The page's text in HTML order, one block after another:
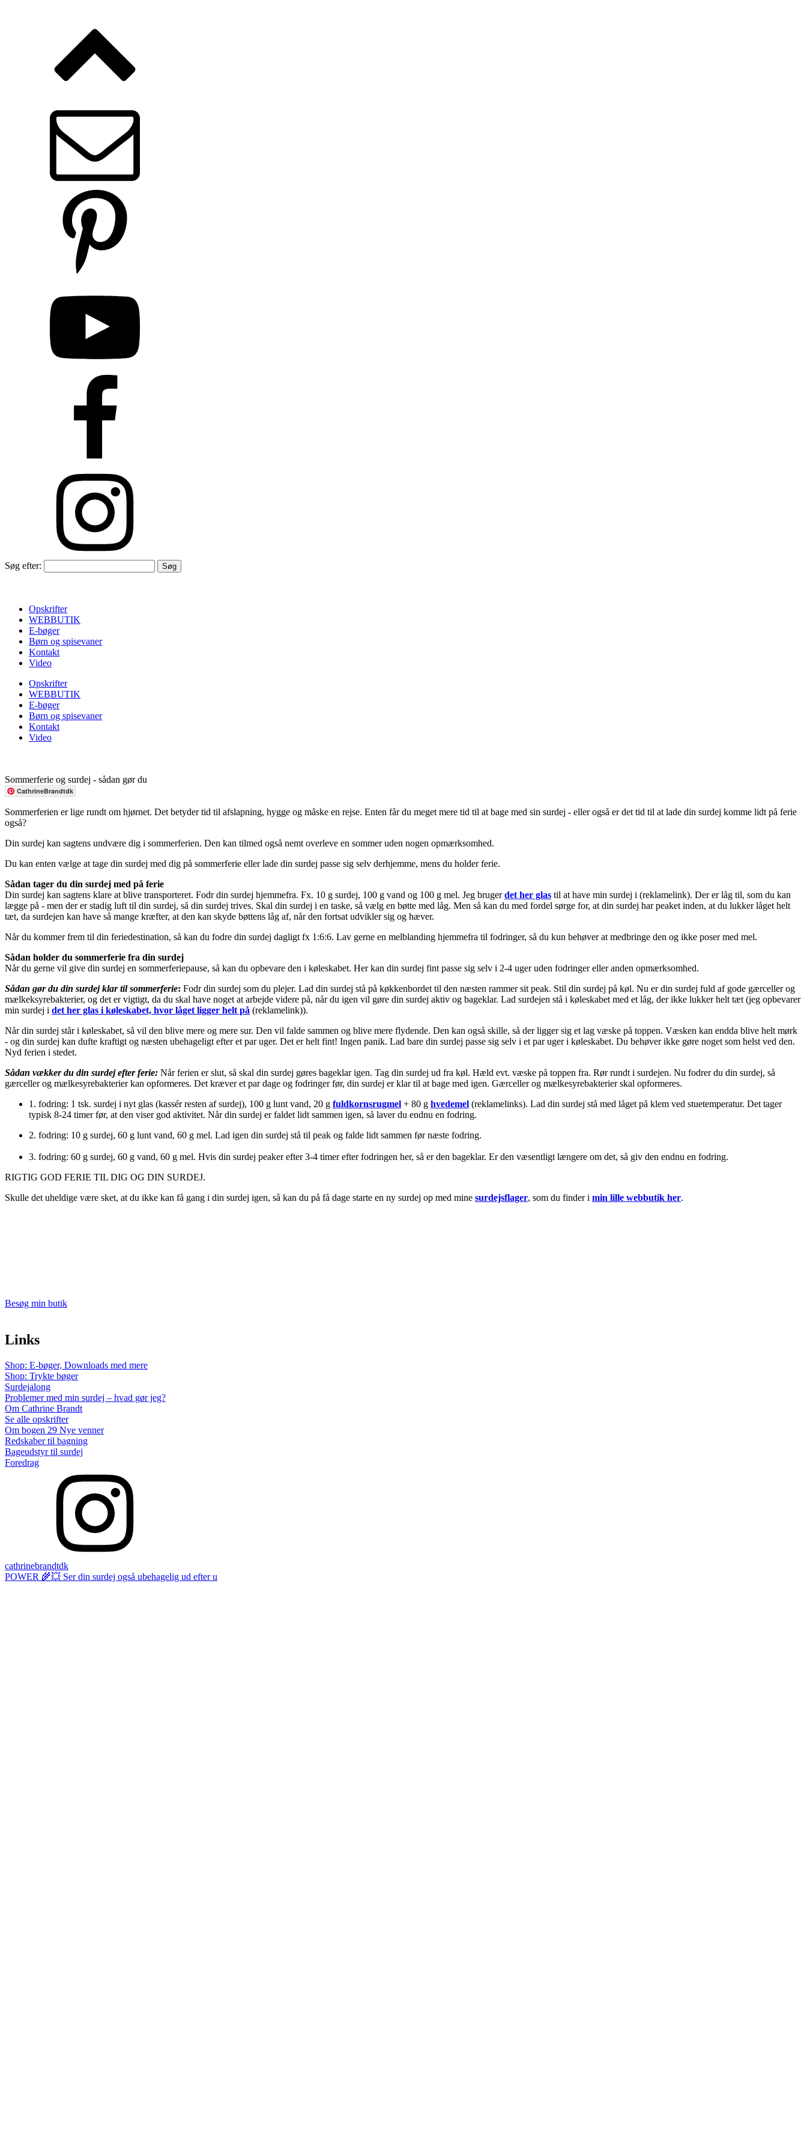
Søg efter:
Opskrifter
WEBBUTIK
E-bøger
Børn og spisevaner
Kontakt
Video
Opskrifter
WEBBUTIK
E-bøger
Børn og spisevaner
Kontakt
Video
Sommerferie og surdej - sådan gør du
CathrineBrandtdk
Sommerferien er lige rundt om hjørnet. Det betyder tid til afslapning, hygge og måske en rejse. Enten får du meget mere tid til at bage med sin surdej - eller også er det tid til at lade din surdej komme lidt på ferie
også?
Din surdej kan sagtens undvære dig i sommerferien. Den kan tilmed også nemt overleve en sommer uden nogen opmærksomhed.
Du kan enten vælge at tage din surdej med dig på sommerferie eller lade din surdej passe sig selv derhjemme, mens du holder ferie.
Sådan tager du din surdej med på ferie
Din surdej kan sagtens klare at blive transporteret. Fodr din surdej hjemmefra. Fx. 10 g surdej, 100 g vand og 100 g mel. Jeg brugerdet her glas til at have min surdej i (reklamelink). Der er låg til, som du kan
lægge på - men der er stadig luft til din surdej, så din surdej trives. Skal din surdej i en taske, så vælg en bøtte med låg. Men så kan du med fordel sørge for, at din surdej har peaket inden, at du lukker låget helt
tæt, da surdejen kan have så mange kræfter, at den kan skyde bøttens låg af, når den fortsat udvikler sig og hæver.
Når du kommer frem til din feriedestination, så kan du fodre din surdej dagligt fx 1:6:6. Lav gerne en melblanding hjemmefra til fodringer, så du kun behøver at medbringe den og ikke poser med mel.
Sådan holder du sommerferie fra din surdej
Når du gerne vil give din surdej en sommerferiepause, så kan du opbevare den i køleskabet. Her kan din surdej fint passe sig selv i 2-4 uger uden fodringer eller anden opmærksomhed.
Sådan gør du din surdej klar til sommerferie: Fodr din surdej som du plejer. Lad din surdej stå på køkkenbordet til den næsten rammer sit peak. Stil din surdej på køl. Nu er din surdej fuld af gode gærceller og
mælkeksyrebakterier, og det er vigtigt, da du skal have noget at arbejde videre på, når du igen vil gøre din surdej aktiv og bageklar. Lad surdejen stå i køleskabet med et låg, der ikke lukker helt tæt (jeg opbevarer
min surdej i det her glas i køleskabet, hvor låget ligger helt på (reklamelink)).
Når din surdej står i køleskabet, så vil den blive mere og mere sur. Den vil falde sammen og blive mere flydende. Den kan også skille, så der ligger sig et lag væske på toppen. Væsken kan endda blive helt mørk
- og din surdej kan dufte kraftigt og næsten ubehageligt efter et par uger. Det er helt fint! Ingen panik. Lad bare din surdej passe sig selv i et par uger i køleskabet. Du behøver ikke gøre noget som helst ved den.
Nyd ferien i stedet.
Sådan vækker du din surdej efter ferie: Når ferien er slut, så skal din surdej gøres bageklar igen. Tag din surdej ud fra køl. Hæld evt. væske på toppen fra. Rør rundt i surdejen. Nu fodrer du din surdej, så
gærceller og mælkesyrebakterier kan opformeres. Det kræver et par dage og fodringer før, din surdej er klar til at bage med igen. Gærceller og mælkesyrebakterier skal opformeres.
1. fodring: 1 tsk. surdej i nyt glas (kassér resten af surdej), 100 g lunt vand, 20 g fuldkornsrugmel + 80 g hvedemel (reklamelinks). Lad din surdej stå med låget på klem ved stuetemperatur. Det tager
typisk 8-24 timer før, at den viser god aktivitet. Når din surdej er faldet lidt sammen igen, så laver du endnu en fodring.
2. fodring: 10 g surdej, 60 g lunt vand, 60 g mel. Lad igen din surdej stå til peak og falde lidt sammen før næste fodring.
3. fodring: 60 g surdej, 60 g vand, 60 g mel. Hvis din surdej peaker efter 3-4 timer efter fodringen her, så er den bageklar. Er den væsentligt længere om det, så giv den endnu en fodring.
RIGTIG GOD FERIE TIL DIG OG DIN SURDEJ.
Skulle det uheldige være sket, at du ikke kan få gang i din surdej igen, så kan du på få dage starte en ny surdej op med mine surdejsflager, som du finder i min lille webbutik her.
Besøg min butik
Links
Shop: E-bøger, Downloads med mere
Shop: Trykte bøger
Surdejalong
Problemer med min surdej – hvad gør jeg?
Om Cathrine Brandt
Se alle opskrifter
Om bogen 29 Nye venner
Redskaber til bagning
Bageudstyr til surdej
Foredrag
cathrinebrandtdk
POWER 🌾💥 Ser din surdej også ubehagelig ud efter u